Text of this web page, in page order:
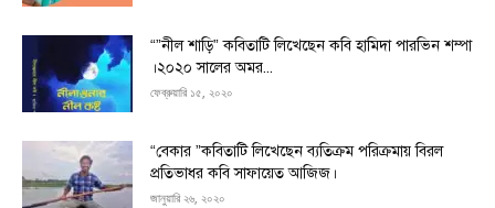
“”নীল শাড়ি” কবিতাটি লিখেছেন কবি হামিদা পারভিন শম্পা
।২০২০ সালের অমর...
ফেব্রুয়ারি ১৫, ২০২০
“বেকার ”কবিতাটি লিখেছেন ব্যতিক্রম পরিক্রমায় বিরল
প্রতিভাধর কবি সাফায়েত আজিজ।
জানুয়ারি ২৬, ২০২০